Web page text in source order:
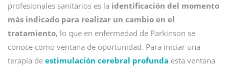
profesionales sanitarios es la identificación del momento
más indicado para realizar un cambio en el
tratamiento, lo que en enfermedad de Parkinson se
conoce como ventana de oportunidad. Para iniciar una
terapia de estimulación cerebral profunda esta ventana